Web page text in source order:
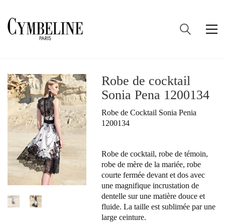
Robe de cocktail
Sonia Pena 1200134
Robe de Cocktail Sonia Penia
1200134
Robe de cocktail, robe de témoin,
robe de mère de la mariée, robe
courte fermée devant et dos avec
une magnifique incrustation de
dentelle sur une matière douce et
fluide. La taille est sublimée par une
large ceinture.